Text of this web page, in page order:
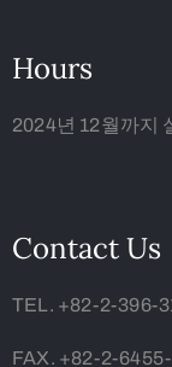
Hours
2024년 12월까지
Contact Us
TEL. +82-2-396-
FAX. +82-2-